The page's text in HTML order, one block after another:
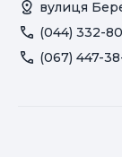
вулиця
(044) 332-
(067) 447-